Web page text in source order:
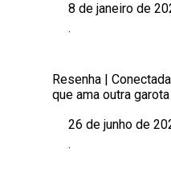
Data
8 de janeiro de
Em relação a
.
Resenha |
que ama outra
Data
26 de junho de
Em relação a
.